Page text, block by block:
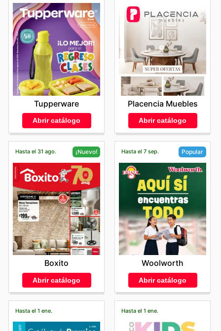
Tupperware
Abrir catálogo
Placencia Muebles
Abrir catálogo
Hasta el 31 ago. ¡Nuevo!
Boxito
Abrir catálogo
Hasta el 7 sep. Popular
Woolworth
Abrir catálogo
Hasta el 1 ene. Hasta el 1 ene.